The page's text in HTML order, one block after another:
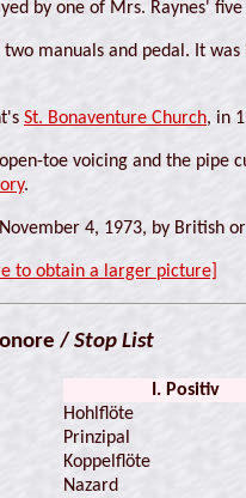
by one of Mrs. Raynes' five
manuals and pedal. It
St. Bonaventure Church, in
toe voicing and the pipe
.
4, 1973, by British
to obtain a larger picture]
/ Stop List
I. Positiv
Hohlflöte
Prinzipal
Koppelflöte
Nazard